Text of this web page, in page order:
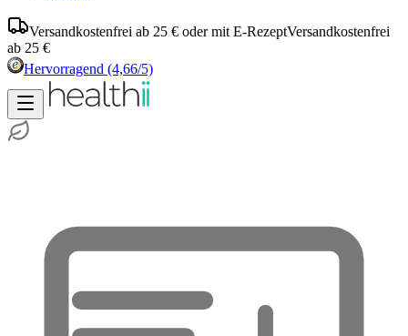
Versandkostenfrei ab 25 € oder mit E-RezeptVersandkostenfrei
ab 25 €
Hervorragend (4,66/5)